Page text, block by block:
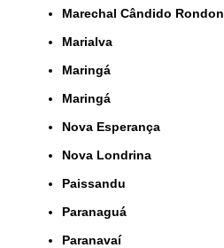
Marechal Cândido Rondon
Marialva
Maringá
Maringá
Nova Esperança
Nova Londrina
Paissandu
Paranaguá
Paranavaí